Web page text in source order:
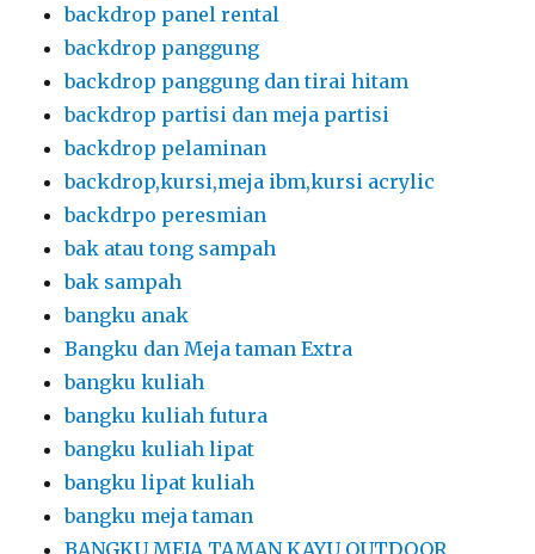
backdrop panel rental
backdrop panggung
backdrop panggung dan tirai hitam
backdrop partisi dan meja partisi
backdrop pelaminan
backdrop,kursi,meja ibm,kursi acrylic
backdrpo peresmian
bak atau tong sampah
bak sampah
bangku anak
Bangku dan Meja taman Extra
bangku kuliah
bangku kuliah futura
bangku kuliah lipat
bangku lipat kuliah
bangku meja taman
BANGKU MEJA TAMAN KAYU OUTDOOR